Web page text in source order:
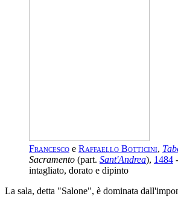
Francesco e Raffaello Botticini,
Sacramento (part. Sant'Andrea), 1484 -
intagliato, dorato e dipinto
La sala, detta "Salone", è dominata